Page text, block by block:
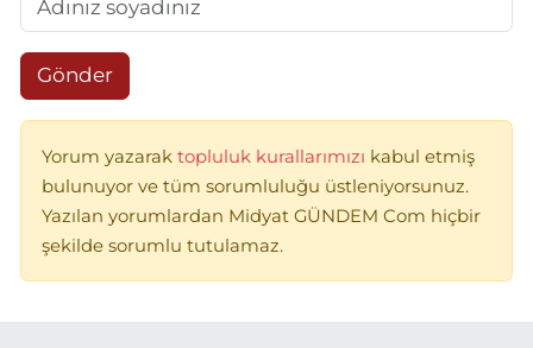
Gönder
Yorum yazarak topluluk kurallarımızı kabul etmiş
bulunuyor ve tüm sorumluluğu üstleniyorsunuz.
Yazılan yorumlardan Midyat GÜNDEM Com hiçbir
şekilde sorumlu tutulamaz.